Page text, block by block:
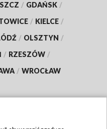
/ GDAŃSK /
/ KIELCE /
/ OLSZTYN /
/ RZESZÓW /
/ WROCŁAW